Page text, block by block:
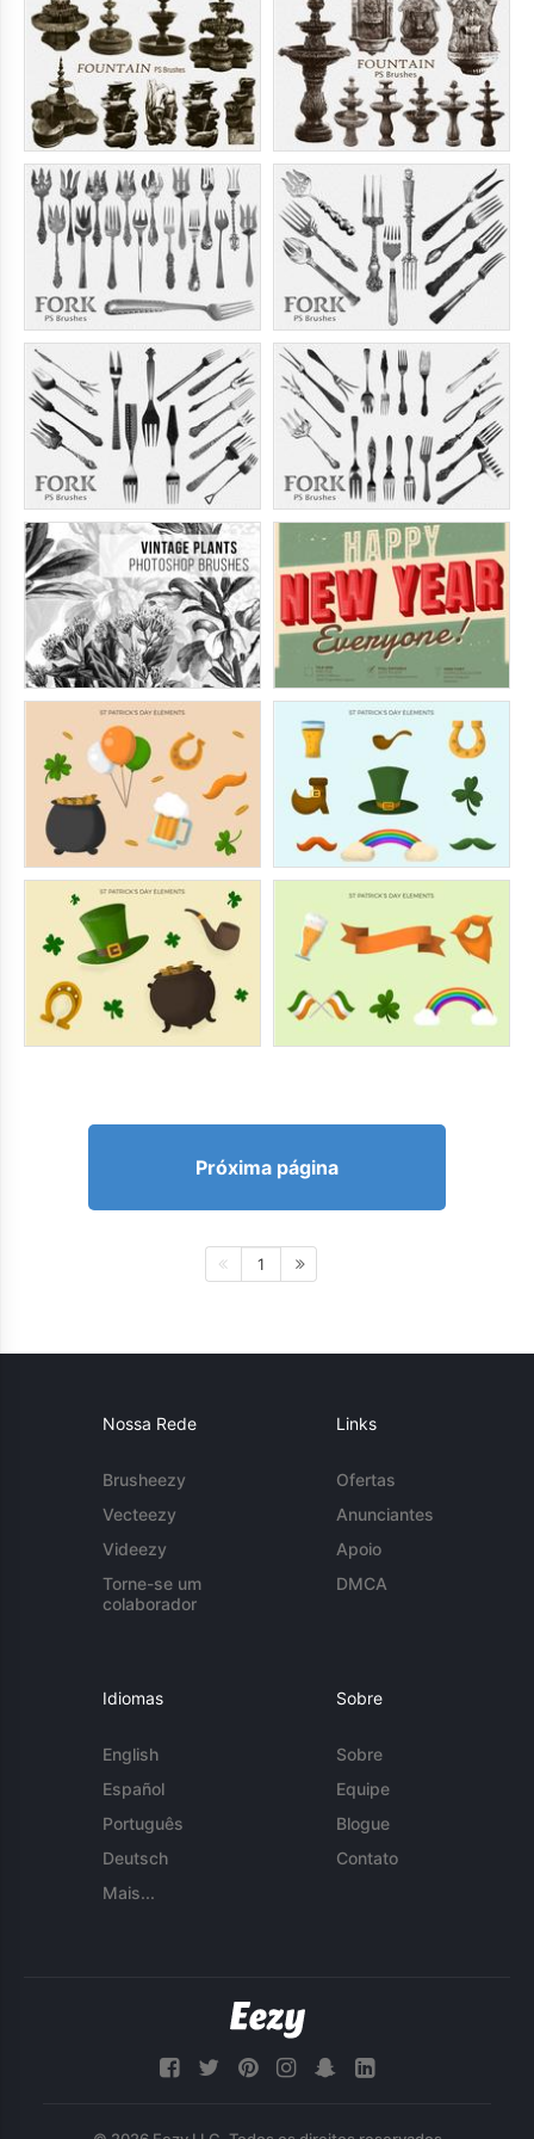
Próxima página
1
Nossa Rede
Brusheezy
Vecteezy
Videezy
Torne-se um
colaborador
Links
Ofertas
Anunciantes
Apoio
DMCA
Idiomas
English
Español
Português
Deutsch
Mais...
Sobre
Sobre
Equipe
Blogue
Contato